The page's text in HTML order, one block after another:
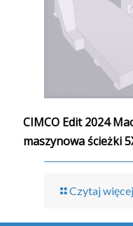
CIMCO Edit 2024
maszynowa ścieżki
Czytaj więcej